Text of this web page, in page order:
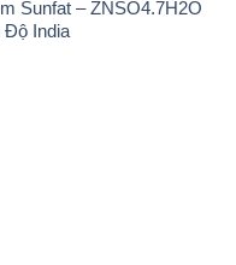
Sunfat – ZNSO4.7H2O
Độ India